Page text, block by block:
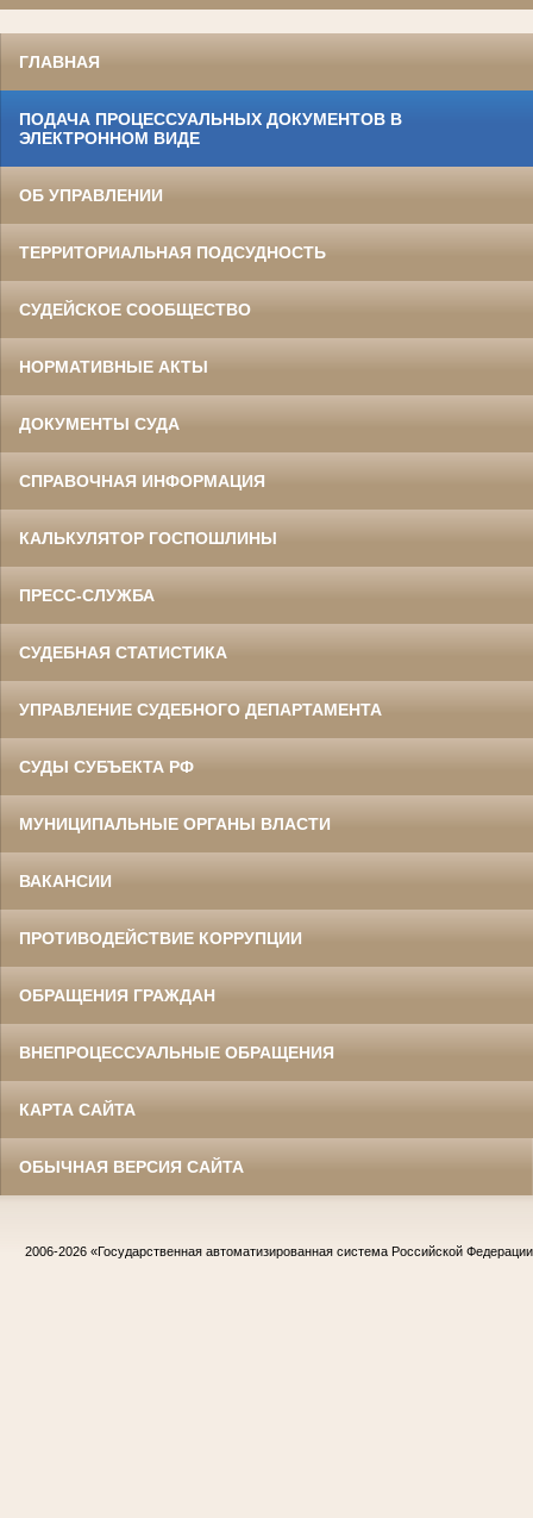
ГЛАВНАЯ
ПОДАЧА ПРОЦЕССУАЛЬНЫХ ДОКУМЕНТОВ В
ЭЛЕКТРОННОМ ВИДЕ
ОБ УПРАВЛЕНИИ
ТЕРРИТОРИАЛЬНАЯ ПОДСУДНОСТЬ
СУДЕЙСКОЕ СООБЩЕСТВО
НОРМАТИВНЫЕ АКТЫ
ДОКУМЕНТЫ СУДА
СПРАВОЧНАЯ ИНФОРМАЦИЯ
КАЛЬКУЛЯТОР ГОСПОШЛИНЫ
ПРЕСС-СЛУЖБА
СУДЕБНАЯ СТАТИСТИКА
УПРАВЛЕНИЕ СУДЕБНОГО ДЕПАРТАМЕНТА
СУДЫ СУБЪЕКТА РФ
МУНИЦИПАЛЬНЫЕ ОРГАНЫ ВЛАСТИ
ВАКАНСИИ
ПРОТИВОДЕЙСТВИЕ КОРРУПЦИИ
ОБРАЩЕНИЯ ГРАЖДАН
ВНЕПРОЦЕССУАЛЬНЫЕ ОБРАЩЕНИЯ
КАРТА САЙТА
ОБЫЧНАЯ ВЕРСИЯ САЙТА
2006-2026 «Государственная автоматизированная система Российской